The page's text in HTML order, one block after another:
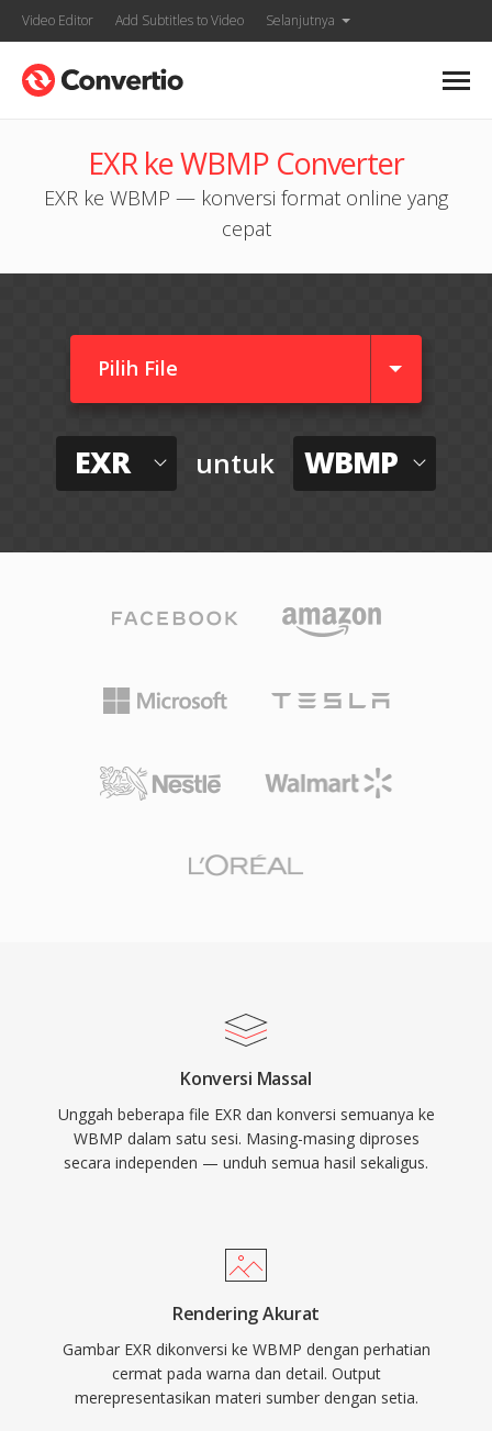
Video Editor Add Subtitles to Video Selanjutnya
EXR ke WBMP Converter
EXR ke WBMP — konversi format online yang
cepat
Pilih File
EXR untuk WBMP
Konversi Massal
Unggah beberapa file EXR dan konversi semuanya ke
WBMP dalam satu sesi. Masing-masing diproses
secara independen — unduh semua hasil sekaligus.
Rendering Akurat
Gambar EXR dikonversi ke WBMP dengan perhatian
cermat pada warna dan detail. Output
merepresentasikan materi sumber dengan setia.